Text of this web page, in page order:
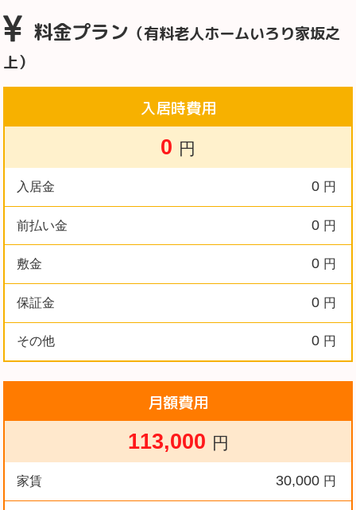
料金プラン （有料老人ホームいろり家坂之
上）
入居時費用
0 円
入居金 0 円
前払い金 0 円
敷金 0 円
保証金 0 円
その他 0 円
月額費用
113,000 円
家賃 30,000 円